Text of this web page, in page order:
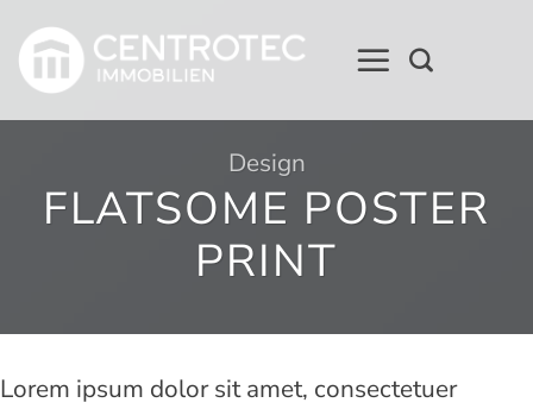
Inhalt
springen
Design
FLATSOME POSTER
PRINT
Lorem ipsum dolor sit amet, consectetuer